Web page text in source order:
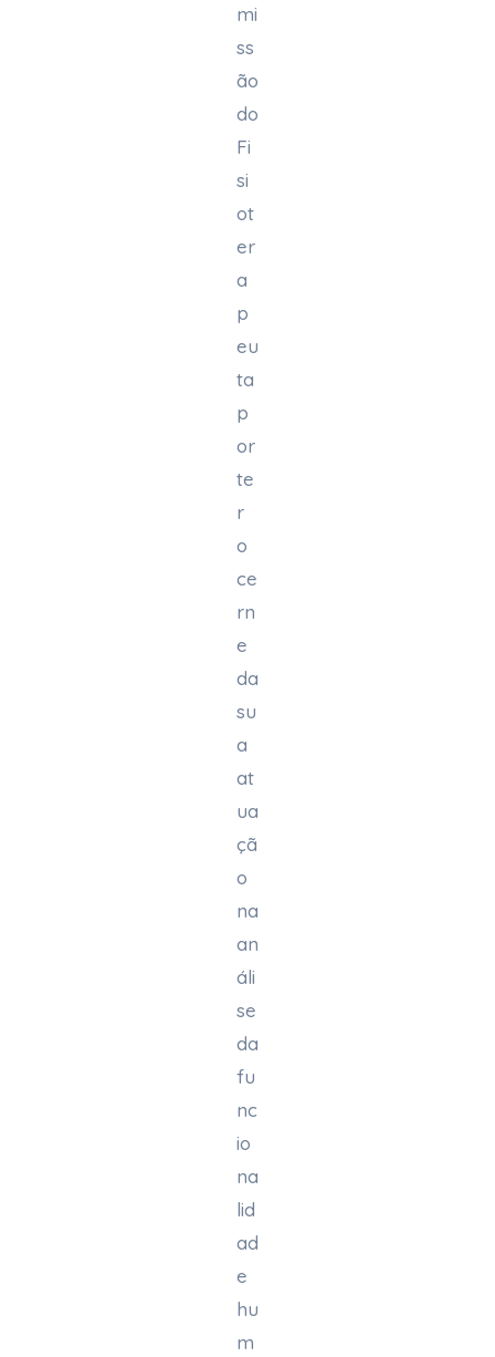
mi
ss
ão
do
Fi
si
ot
er
a
p
eu
ta
p
or
te
r
o
ce
rn
e
da
su
a
at
ua
çã
o
na
an
áli
se
da
fu
nc
io
na
lid
ad
e
hu
m